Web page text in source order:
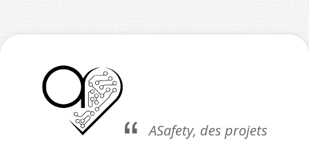
ASafety, des projets